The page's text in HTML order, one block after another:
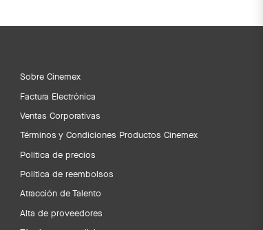
Sobre Cinemex
Factura Electrónica
Ventas Corporativas
Términos y Condiciones Productos Cinemex
Política de precios
Política de reembolsos
Atracción de Talento
Alta de proveedores